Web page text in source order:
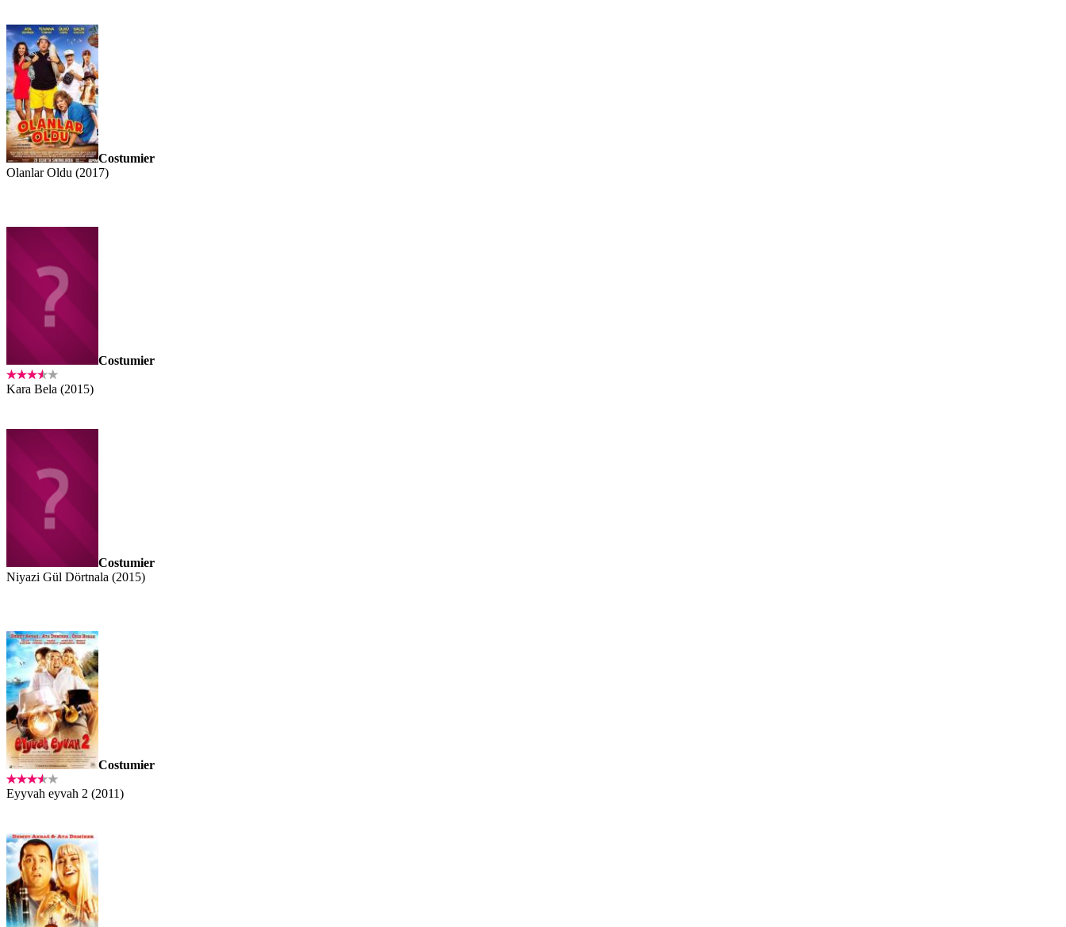
Costumier
Olanlar Oldu (2017)
Costumier
Kara Bela (2015)
Costumier
Niyazi Gül Dörtnala (2015)
Costumier
Eyyvah eyvah 2 (2011)